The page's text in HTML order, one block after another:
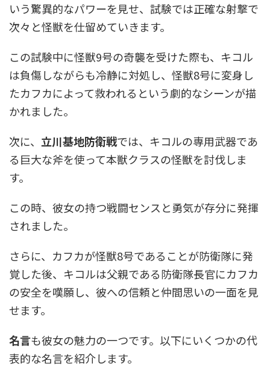
いう驚異的なパワーを見せ、試験では正確な射撃で
次々と怪獣を仕留めていきます。
この試験中に怪獣9号の奇襲を受けた際も、キコル
は負傷しながらも冷静に対処し、怪獣8号に変身し
たカフカによって救われるという劇的なシーンが描
かれました。
次に、 立川基地防衛戦では、キコルの専用武器であ
る巨大な斧を使って本獣クラスの怪獣を討伐しま
す。
この時、彼女の持つ戦闘センスと勇気が存分に発揮
されました。
さらに、カフカが怪獣8号であることが防衛隊に発
覚した後、キコルは父親である防衛隊長官にカフカ
の安全を嘆願し、彼への信頼と仲間思いの一面を見
せます。
名言も彼女の魅力の一つです。以下にいくつかの代
表的な名言を紹介します。